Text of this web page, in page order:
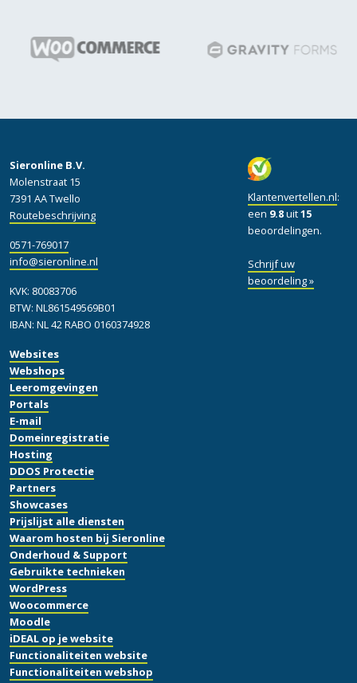
Websites
Webshops
Leeromgevingen
Portals
E-mail
Domeinregistratie
Hosting
DDOS Protectie
Partners
Showcases
Prijslijst alle diensten
Waarom hosten bij Sieronline
Onderhoud & Support
Gebruikte technieken
WordPress
Woocommerce
Moodle
iDEAL op je website
Functionaliteiten website
Functionaliteiten webshop
Klantenvertellen.nl:
een 9.8uit15
beoordelingen.
Schrijf uw
beoordeling »
Sieronline B.V.
Molenstraat 15
7391 AA Twello
Routebeschrijving
0571-769017
info@sieronline.nl
KVK: 80083706
BTW: NL861549569B01
IBAN: NL 42 RABO 0160374928